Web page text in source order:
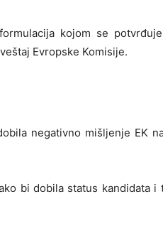
kojom se
Evropske Komisije.
negativno mišljenje EK
bi dobila status kandidata